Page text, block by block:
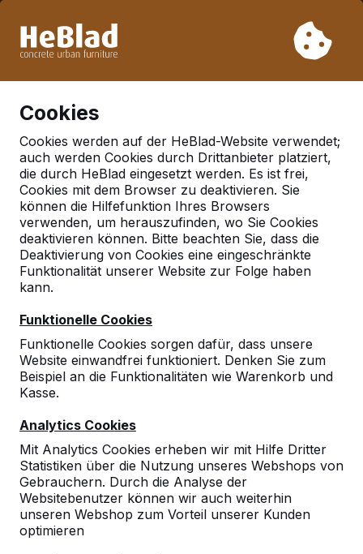
Woche 33 nicht. Bitte berücksichtigen Sie daher längere
Cookies
Cookies werden auf der HeBlad-Website verwendet;
auch werden Cookies durch Drittanbieter platziert,
die durch HeBlad eingesetzt werden. Es ist frei,
Cookies mit dem Browser zu deaktivieren. Sie
können die Hilfefunktion Ihres Browsers
verwenden, um herauszufinden, wo Sie Cookies
deaktivieren können. Bitte beachten Sie, dass die
Deaktivierung von Cookies eine eingeschränkte
Funktionalität unserer Website zur Folge haben
kann.
Funktionelle Cookies
Funktionelle Cookies sorgen dafür, dass unsere
Website einwandfrei funktioniert. Denken Sie zum
Beispiel an die Funktionalitäten wie Warenkorb und
Kasse.
Analytics Cookies
Mit Analytics Cookies erheben wir mit Hilfe Dritter
Statistiken über die Nutzung unseres Webshops von
Gebrauchern. Durch die Analyse der
Websitebenutzer können wir auch weiterhin
unseren Webshop zum Vorteil unserer Kunden
optimieren
Deutschland
Referenties in:Hamburg
10
9
Danke die Zustellung hat sehr gut geklappt.
Professioneller und sehr genauer Fahrer !